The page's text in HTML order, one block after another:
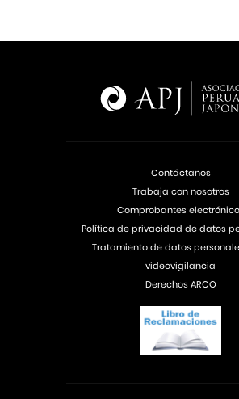
Contáctanos
Trabaja con nosotros
Comprobantes
Política de privacidad de datos
Tratamiento de datos
videovigilancia
Derechos ARCO